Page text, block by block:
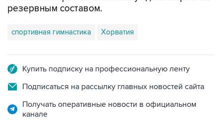
спортивная гимнастика Хорватия
Подписаться на рассылку главных новостей сайта
Получать оперативные новости в официальном
канале